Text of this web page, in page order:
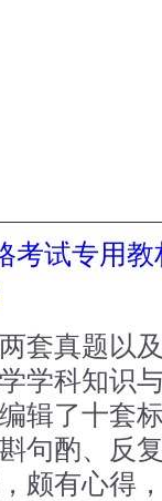
考试专用
套真题以
学科知识
辑了十套
句酌、反
颇有心得